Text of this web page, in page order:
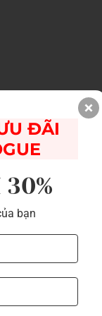
vụ in hộp đựng
2026
sổ tay nhân
vỏ hộp quà
Xuất Hộp Carton
Đóng Gói 2025
ĐÃI
30%
bạn